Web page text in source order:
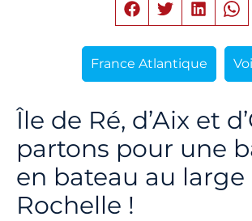
France Atlantique
Île de Ré, d’Aix et
partons pour une
en bateau au large
Rochelle !